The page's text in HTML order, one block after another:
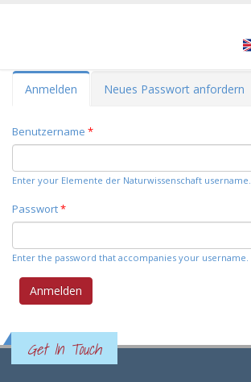
Primary tabs
Anmelden (activeNeues Passwort anfordern
Benutzername *
Enter your Elemente der Naturwissenschaft username.
Passwort*
Enter the password that accompanies your username.
Get In Touch